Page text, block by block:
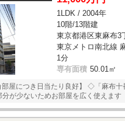
1LDK / 2004年
10階/13階建
東京都港区東麻布3
東京メトロ南北線
1分
専有面積 50.01㎡
部屋につき日当たり良好】 ◇「麻布十
が少ないためお部屋を広く使えます